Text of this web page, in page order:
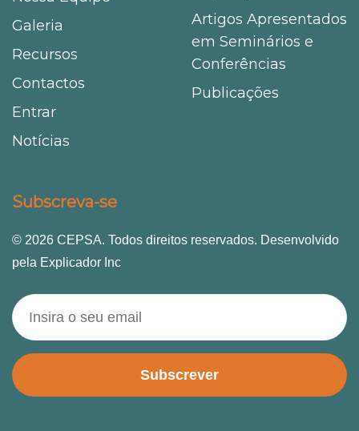
Galeria
Recursos
Contactos
Entrar
Notícias
Artigos Apresentados
em Seminários e
Conferências
Publicações
Subscreva-se
© 2026 CEPSA. Todos direitos reservados. Desenvolvido
pela Explicador Inc
Subscrever